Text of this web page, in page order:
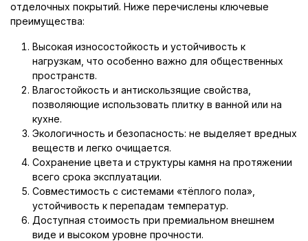
отделочных покрытий. Ниже перечислены ключевые
преимущества:
Высокая износостойкость и устойчивость к
нагрузкам, что особенно важно для общественных
пространств.
Влагостойкость и антискользящие свойства,
позволяющие использовать плитку в ванной или на
кухне.
Экологичность и безопасность: не выделяет вредных
веществ и легко очищается.
Сохранение цвета и структуры камня на протяжении
всего срока эксплуатации.
Совместимость с системами «тёплого пола»,
устойчивость к перепадам температур.
Доступная стоимость при премиальном внешнем
виде и высоком уровне прочности.